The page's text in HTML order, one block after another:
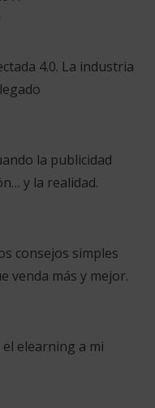
4.0. La industria
la publicidad
y la realidad.
consejos simples
venda más y mejor.
el elearning a mi